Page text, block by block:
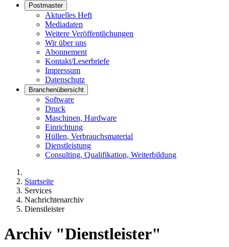
Postmaster
Aktuelles Heft
Mediadaten
Weitere Veröffentlichungen
Wir über uns
Abonnement
Kontakt/Leserbriefe
Impressum
Datenschutz
Branchenübersicht
Software
Druck
Maschinen, Hardware
Einrichtung
Hüllen, Verbrauchsmaterial
Dienstleistung
Consulting, Qualifikation, Weiterbildung
Startseite
Services
Nachrichtenarchiv
Dienstleister
Archiv "Dienstleister"